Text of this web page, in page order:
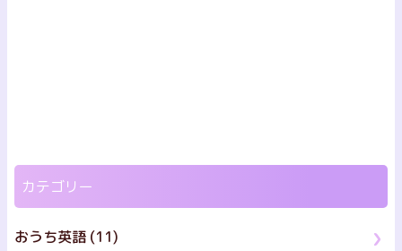
カテゴリー
おうち英語 (11)